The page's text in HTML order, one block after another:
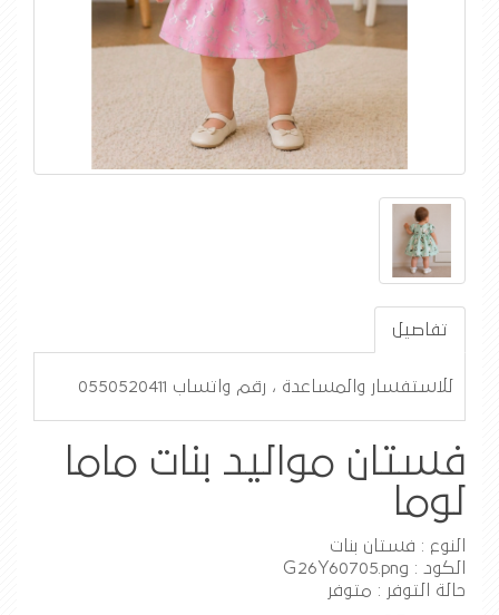
تفاصيل
للاستفسار والمساعدة ، رقم واتساب 0550520411
فستان مواليد بنات ماما
لوما
النوع : فستان بنات
الكود : G26Y60705.png
حالة التوفر : متوفر